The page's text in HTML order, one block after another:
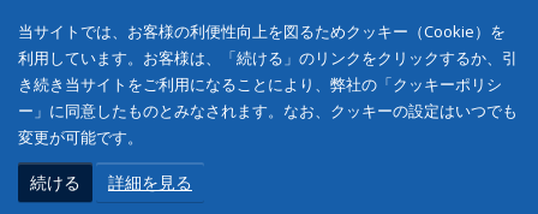
当サイトでは、お客様の利便性向上を図るためクッキー（Cookie）を
利用しています。お客様は、「続ける」のリンクをクリックするか、引
き続き当サイトをご利用になることにより、弊社の「クッキーポリシ
ー」に同意したものとみなされます。なお、クッキーの設定はいつでも
変更が可能です。
続ける 詳細を見る